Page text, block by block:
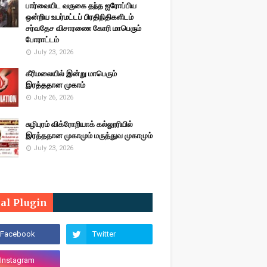
பார்வையிட வருகை தந்த ஐரோப்பிய
ஒன்றிய உயர்மட்டப் பிரதிநிதிகளிடம்
சர்வதேச விசாரணை கோரி மாபெரும்
போராட்டம்
July 23, 2026
கீரிமலையில் இன்று மாபெரும்
இரத்ததான முகாம்
July 26, 2026
சுழிபுரம் விக்ரோறியாக் கல்லூரியில்
இரத்ததான முகாமும் மருத்துவ முகாமும்
July 23, 2026
Plugin